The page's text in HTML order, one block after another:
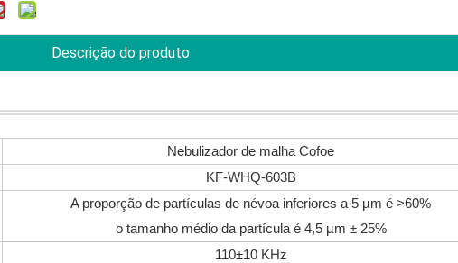
Descrição do produto
Nebulizador de malha Cofoe
KF-WHQ-603B
A proporção de partículas de névoa inferiores a 5 µm é >60%
o tamanho médio da partícula é 4,5 µm ± 25%
110±10 KHz